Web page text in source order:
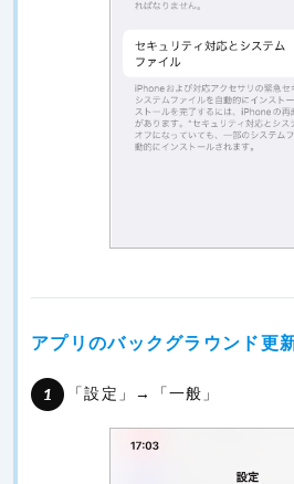
アプリのバックグラウンド更
「設定」→「一般」